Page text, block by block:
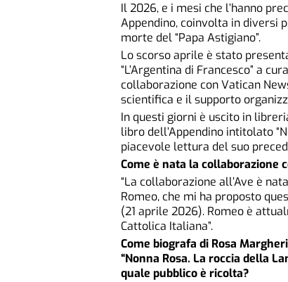
Il 2026, e i mesi che l’hanno
Appendino, coinvolta in diversi
morte del “Papa Astigiano”.
Lo scorso aprile è stato
“L’Argentina di Francesco” a
collaborazione con Vatican
scientifica e il supporto
In questi giorni è uscito in
libro dell’Appendino intitolato
piacevole lettura del suo
Come è nata la collaborazione
“La collaborazione all’Ave è
Romeo, che mi ha proposto
(21 aprile 2026). Romeo è
Cattolica Italiana”.
Come biografa di Rosa
“Nonna Rosa. La roccia della
quale pubblico è ricolta?